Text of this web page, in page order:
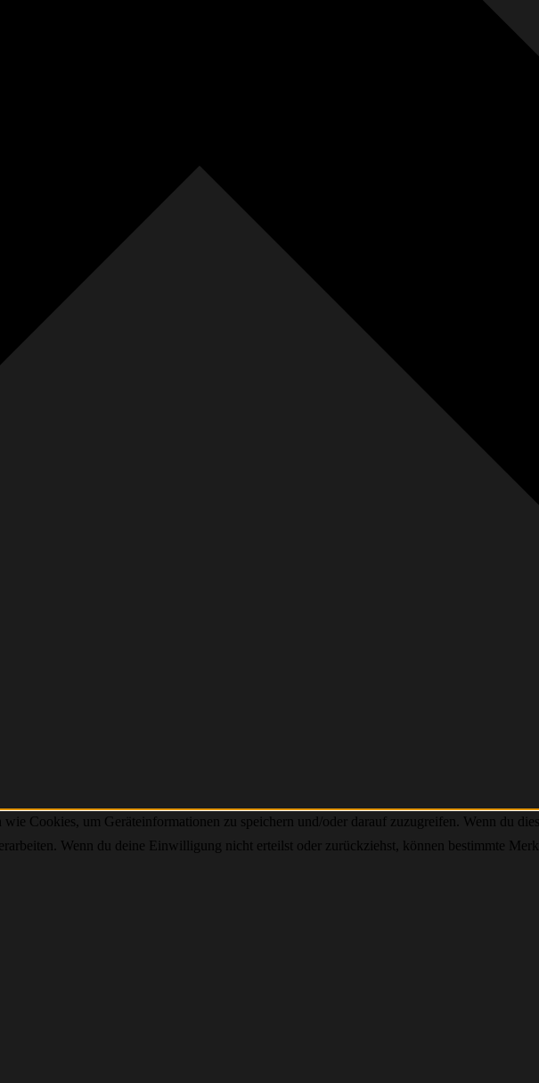
Cookies, um Geräteinformationen zu speichern und/oder darauf zuzugreifen. Wenn du
Wenn du deine Einwilligung nicht erteilst oder zurückziehst, können bestimmte